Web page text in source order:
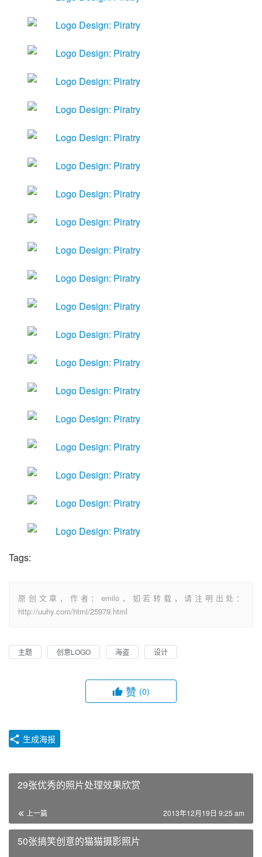
Tags:
原创文章，作者：emilo，如若转载，请注明出处：
http://uuhy.com/html/25979.html
主题 创意LOGO 海盗 设计
赞 (0)
生成海报
29张优秀的照片处理效果欣赏
上一篇 2013年12月19日 9:25 am
50张搞笑创意的猫猫摄影照片